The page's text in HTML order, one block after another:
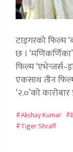
टाइगरको फिल्म
छ ।
फिल्म
एकसाथ तीन
‘२.०’को
Akshay Kumar
Tiger Shraff